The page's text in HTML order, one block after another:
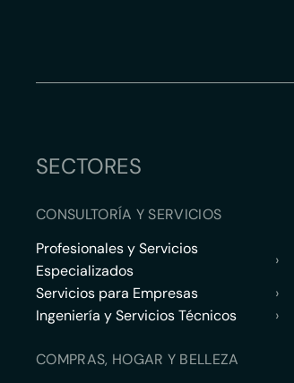
SECTORES
CONSULTORÍA Y SERVICIOS
Profesionales y Servicios
Especializados
›
Servicios para Empresas
›
Ingeniería y Servicios Técnicos
›
COMPRAS, HOGAR Y BELLEZA